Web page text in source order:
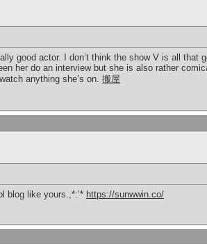
good actor. I don’t think the show V is all that
her do an interview but she is also rather
anything she’s on. 搬屋
blog like yours.,*:’* https://sunwwin.co/